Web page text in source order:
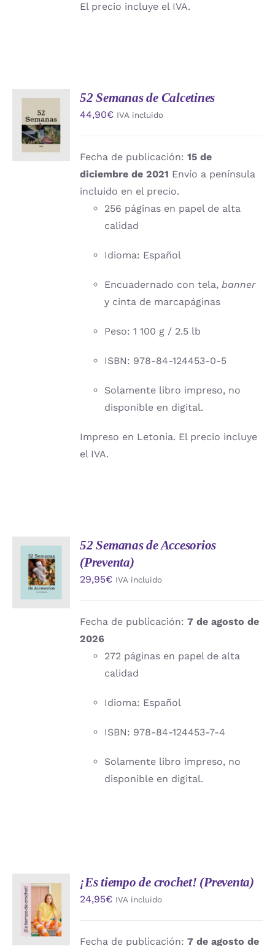
El precio incluye el IVA.
AL
CARRITO
/
DETALLES
52 Semanas de Calcetines
44,90€ IVA incluido
Fecha de publicación:15 de
diciembre de 2021 Envío a península
incluido en el precio.
256 páginas en papel de alta
calidad
Idioma: Español
Encuadernado con tela,banner
y cinta de marcapáginas
Peso: 1 100 g / 2.5 lb
ISBN: 978-84-124453-0-5
Solamente libro impreso, no
disponible en digital.
Impreso en Letonia. El precio incluye
el IVA.
AL
CARRITO
/
DETALLES
52 Semanas de Accesorios
(Preventa)
29,95€ IVA incluido
Fecha de publicación:7 de agosto de
2026
272 páginas en papel de alta
calidad
Idioma: Español
ISBN: 978-84-124453-7-4
Solamente libro impreso, no
disponible en digital.
AÑADIR
AL
CARRITO
/
DETALLES
¡Es tiempo de crochet! (Preventa)
24,95€ IVA incluido
Fecha de publicación:7 de agosto de